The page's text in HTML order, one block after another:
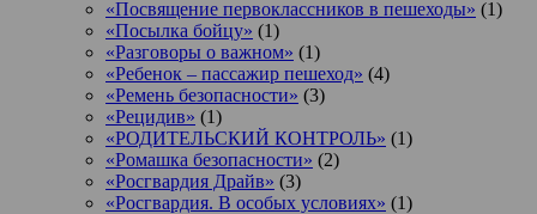
«Посвящение первоклассников в пешеходы» (1)
«Посылка бойцу» (1)
«Разговоры о важном» (1)
«Ребенок – пассажир пешеход» (4)
«Ремень безопасности» (3)
«Рецидив» (1)
«РОДИТЕЛЬСКИЙ КОНТРОЛЬ» (1)
«Ромашка безопасности» (2)
«Росгвардия Драйв» (3)
«Росгвардия. В особых условиях» (1)